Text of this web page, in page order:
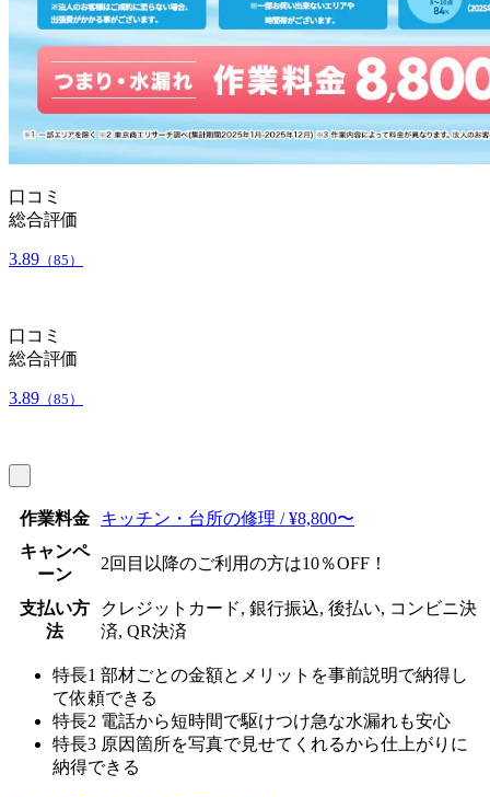
口コミ
総合評価
3.89 （85）
口コミ
総合評価
3.89 （85）
作業料金
キッチン・台所の修理 / ¥8,800〜
キャンペ
ーン
2回目以降のご利用の方は10％OFF！
支払い方
法
クレジットカード, 銀行振込, 後払い, コンビニ決
済, QR決済
特長1 部材ごとの金額とメリットを事前説明で納得し
て依頼できる
特長2 電話から短時間で駆けつけ急な水漏れも安心
特長3 原因箇所を写真で見せてくれるから仕上がりに
納得できる